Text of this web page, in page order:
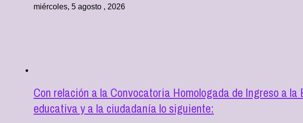
miércoles, 5 agosto , 2026
Con relación a la Convocatoria Homologada de Ingreso a
educativa y a la ciudadanía lo siguiente: